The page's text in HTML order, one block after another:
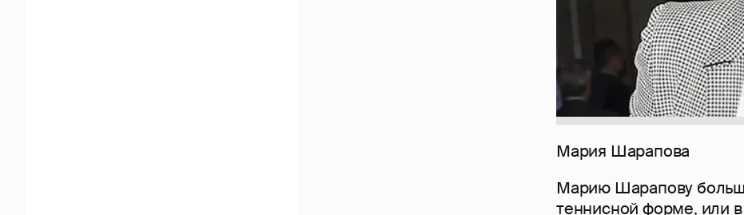
Мария Шарапова
Марию Шарапову
теннисной форме, или